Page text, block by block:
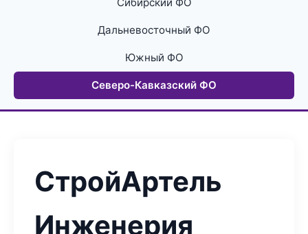
Дальневосточный ФО
Южный ФО
Северо-Кавказский ФО
СтройАртель
Инженерия